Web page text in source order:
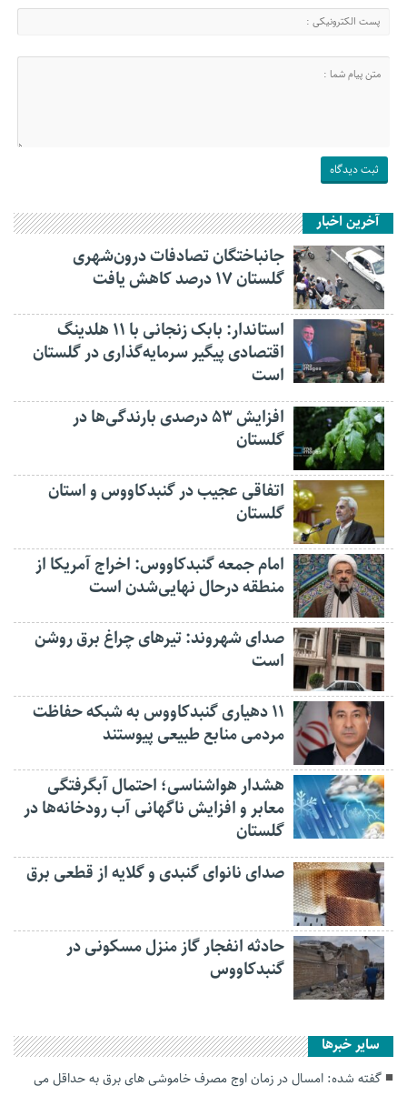
آخرین اخبار
جانباختگان تصادفات درون‌شهری
گلستان ۱۷ درصد کاهش یافت
استاندار: بابک زنجانی با ۱۱ هلدینگ
اقتصادی پیگیر سرمایه‌گذاری در گلستان
است
افزایش ۵۳ درصدی بارندگی‌ها در
گلستان
اتفاقی عجیب در‌ گنبدکاووس و استان
گلستان
امام جمعه گنبدکاووس: اخراج آمریکا از
منطقه درحال نهایی‌شدن است
صدای شهروند: تیرهای چراغ برق روشن
است
۱۱ دهیاری گنبدکاووس به شبکه حفاظت
مردمی منابع طبیعی پیوستند
هشدار هواشناسی؛ احتمال آبگرفتگی
معابر و افزایش ناگهانی آب رودخانه‌ها در
گلستان
صدای نانوای گنبدی و گلایه از قطعی برق
حادثه انفجار گاز منزل مسکونی در
گنبدکاووس
سایر خبرها
گفته شده: امسال در زمان اوج مصرف خاموشی های برق به حداقل می